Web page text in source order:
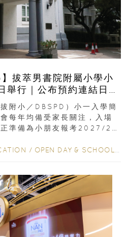
拔萃男書院附屬小學小
行｜公布預約連結日期
附小／DBSPD）小一入學簡
每年均備受家長關注，入場
準備為小朋友報考2027/28
/ OPEN DAY & SCHOOL EVENTS